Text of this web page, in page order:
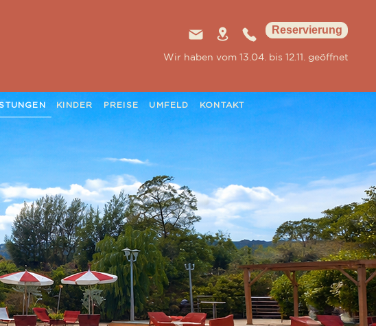
Reservierung
Wir haben vom 13.04. bis 12.11. geöffnet
KINDER PREISE UMFELD KONTAKT